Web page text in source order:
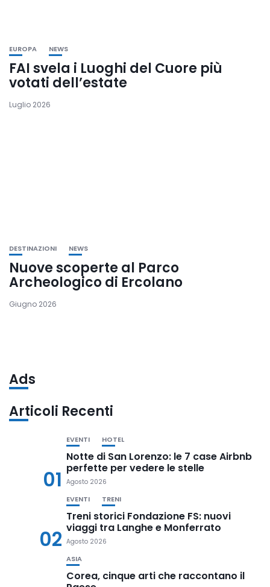
EUROPA NEWS
FAI svela i Luoghi del Cuore più
votati dell’estate
Luglio 2026
DESTINAZIONI NEWS
Nuove scoperte al Parco
Archeologico di Ercolano
Giugno 2026
Ads
Articoli Recenti
01
EVENTI HOTEL
Notte di San Lorenzo: le 7 case Airbnb
perfette per vedere le stelle
Agosto 2026
02
EVENTI TRENI
Treni storici Fondazione FS: nuovi
viaggi tra Langhe e Monferrato
Agosto 2026
ASIA
Corea, cinque arti che raccontano il